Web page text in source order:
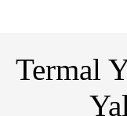
Termal